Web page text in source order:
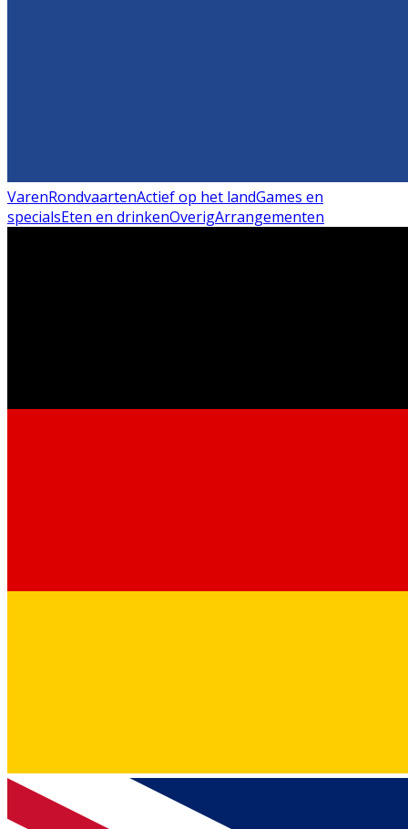
VarenRondvaartenActief op het landGames en
specialsEten en drinkenOverigArrangementen